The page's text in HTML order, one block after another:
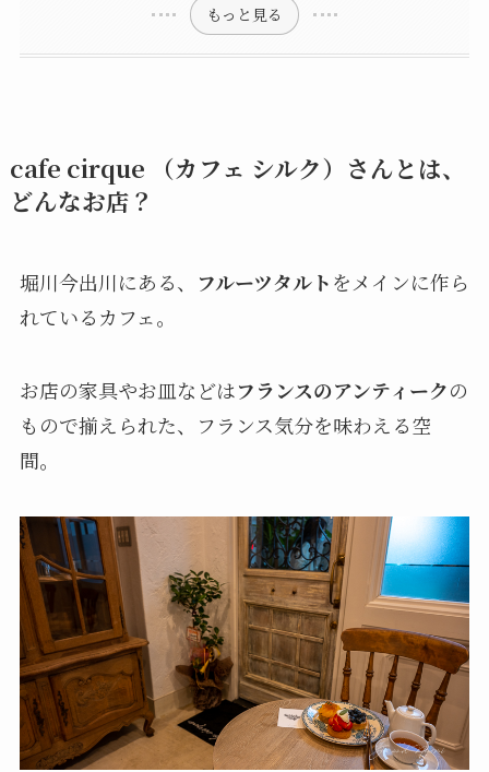
もっと見る
cafe cirque （カフェ シルク）さんとは、
どんなお店？
堀川今出川にある、 フルーツタルトをメインに作ら
れているカフェ。
お店の家具やお皿などはフランスのアンティークの
もので揃えられた、フランス気分を味わえる空
間。